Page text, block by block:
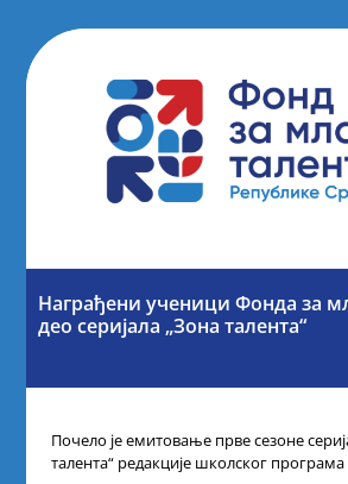
Награђени ученици Фонда за
део серијала „Зона талента“
Почело је емитовање прве сезоне
талента“ редакције школског програма